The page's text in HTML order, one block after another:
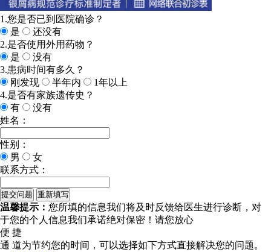
1.您是否已到医院确诊？
是
还没有
2.是否使用外用药物？
是
没有
3.患病时间有多久？
刚发现
半年内
1年以上
4.是否有家族遗传史？
有
没有
姓名：
性别：
男
女
联系方式：
温馨提示： 您所填的信息我们将及时反馈给医生进行诊断，对
于您的个人信息我们承诺绝对保密！请您放心
便 捷
通 道为节约您的时间，可以选择如下方式直接解决您的问题。